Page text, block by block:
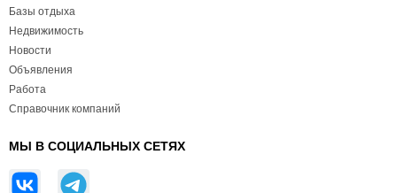
Базы отдыха
Недвижимость
Новости
Объявления
Работа
Справочник компаний
МЫ В СОЦИАЛЬНЫХ СЕТЯХ